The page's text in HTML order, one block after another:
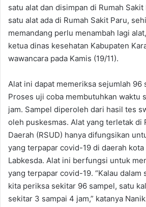
satu alat dan disimpan di Rumah Sakit
satu alat ada di Rumah Sakit Paru,
memandang perlu menambah lagi
ketua dinas kesehatan Kabupaten
wawancara pada Kamis (19/11).
Alat ini dapat memeriksa sejumlah 96
Proses uji coba membutuhkan waktu
jam. Sampel diperoleh dari hasil tes
oleh puskesmas. Alat yang terletak di
Daerah (RSUD) hanya difungsikan
yang terpapar covid-19 di daerah
Labkesda. Alat ini berfungsi untuk
yang terpapar covid-19. “Kalau dalam
kita periksa sekitar 96 sampel, satu
sekitar 3 sampai 4 jam,” katanya